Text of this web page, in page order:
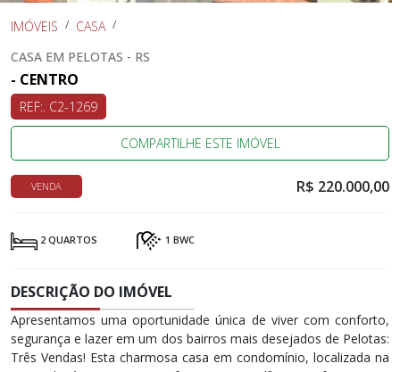
IMÓVEIS
CASA
CASA EM PELOTAS - RS
- CENTRO
REF:. C2-1269
COMPARTILHE ESTE IMÓVEL
VENDA R$ 220.000,00
2 QUARTOS 1 BWC
DESCRIÇÃO DO IMÓVEL
Apresentamos uma oportunidade única de viver com conforto,
segurança e lazer em um dos bairros mais desejados de Pelotas:
Três Vendas! Esta charmosa casa em condomínio, localizada na